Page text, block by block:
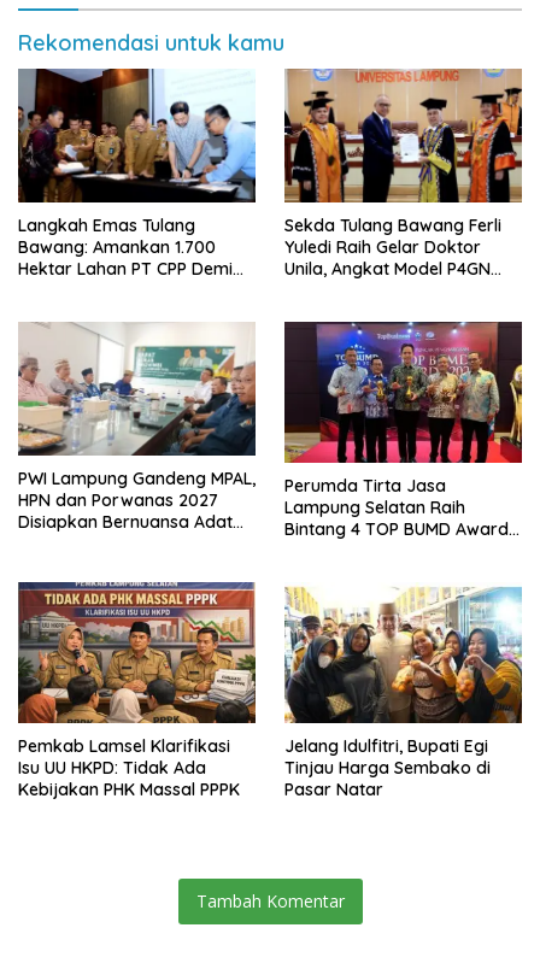
Rekomendasi untuk kamu
Langkah Emas Tulang
Bawang: Amankan 1.700
Hektar Lahan PT CPP Demi
Sekda Tulang Bawang Ferli
Yuledi Raih Gelar Doktor
Unila, Angkat Model P4GN
PWI Lampung Gandeng MPAL,
HPN dan Porwanas 2027
Disiapkan Bernuansa Adat
Perumda Tirta Jasa
Lampung Selatan Raih
Bintang 4 TOP BUMD Awards
Pemkab Lamsel Klarifikasi
Isu UU HKPD: Tidak Ada
Kebijakan PHK Massal PPPK
Jelang Idulfitri, Bupati Egi
Tinjau Harga Sembako di
Pasar Natar
Tambah Komentar